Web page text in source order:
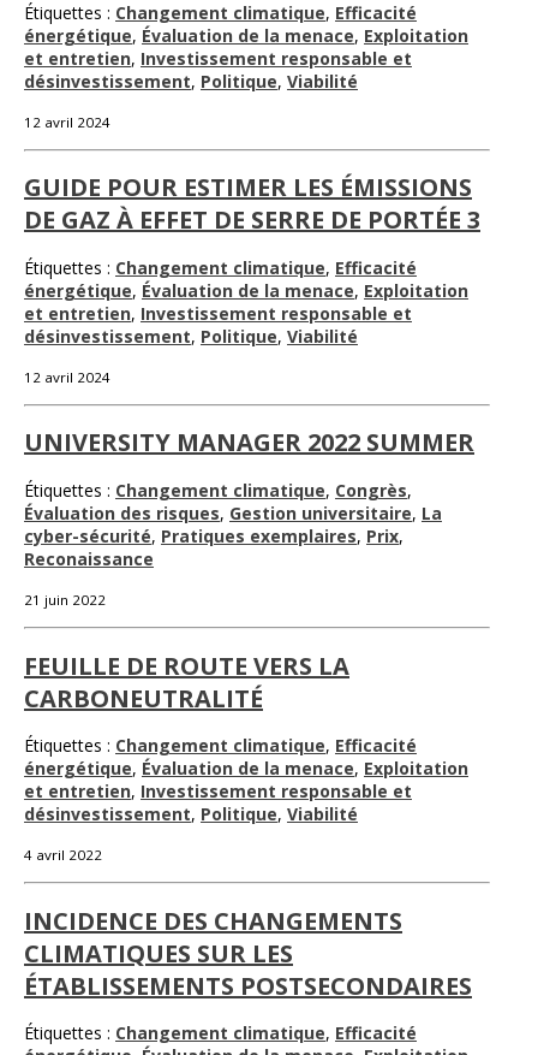
Étiquettes : Changement climatique, Efficacité
énergétique, Évaluation de la menace, Exploitation
et entretien, Investissement responsable et
désinvestissement, Politique, Viabilité
12 avril 2024
GUIDE POUR ESTIMER LES ÉMISSIONS
DE GAZ À EFFET DE SERRE DE PORTÉE 3
Étiquettes : Changement climatique, Efficacité
énergétique, Évaluation de la menace, Exploitation
et entretien, Investissement responsable et
désinvestissement, Politique, Viabilité
12 avril 2024
UNIVERSITY MANAGER 2022 SUMMER
Étiquettes : Changement climatique, Congrès,
Évaluation des risques, Gestion universitaire, La
cyber-sécurité, Pratiques exemplaires, Prix,
Reconaissance
21 juin 2022
FEUILLE DE ROUTE VERS LA
CARBONEUTRALITÉ
Étiquettes : Changement climatique, Efficacité
énergétique, Évaluation de la menace, Exploitation
et entretien, Investissement responsable et
désinvestissement, Politique, Viabilité
4 avril 2022
INCIDENCE DES CHANGEMENTS
CLIMATIQUES SUR LES
ÉTABLISSEMENTS POSTSECONDAIRES
Étiquettes : Changement climatique, Efficacité